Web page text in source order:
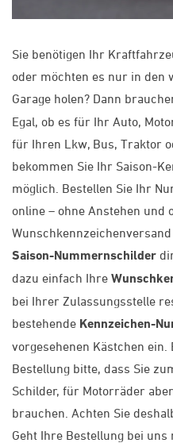
Sie benötigen Ihr
oder möchten es nur in den
Garage holen? Dann
Egal, ob es für Ihr Auto,
für Ihren Lkw, Bus, Traktor
bekommen Sie Ihr Saison-
möglich. Bestellen Sie Ihr
online – ohne Anstehen und
Saison-Nummernschilder
dazu einfach Ihre
bei Ihrer Zulassungsstelle
bestehende Kennzeichen-
vorgesehenen Kästchen ein.
Bestellung bitte, dass Sie
Schilder, für Motorräder
brauchen. Achten Sie
Geht Ihre Bestellung bei uns